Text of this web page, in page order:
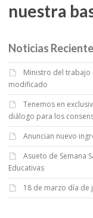
nuestra
Noticias
Ministro del trabajo
modificado
Tenemos en
diálogo para los
Anuncian nuevo
Asueto de Semana
Educativas
18 de marzo día de